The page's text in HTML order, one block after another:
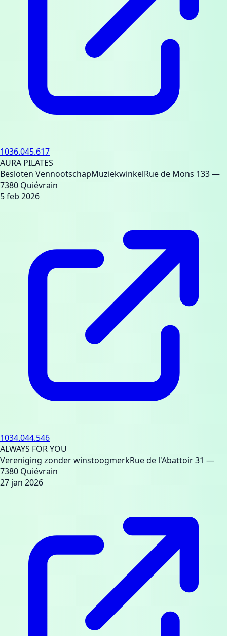
1036.045.617
AURA PILATES
Besloten VennootschapMuziekwinkelRue de Mons 133—
7380 Quiévrain
5 feb 2026
1034.044.546
ALWAYS FOR YOU
Vereniging zonder winstoogmerkRue de l'Abattoir 31 —
7380 Quiévrain
27 jan 2026